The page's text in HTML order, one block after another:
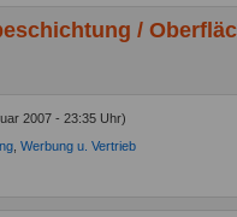
/
2007 - 23:35 Uhr)
Werbung u. Vertrieb